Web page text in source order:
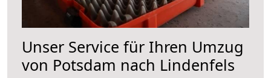
Unser Service für Ihren Umzug
von Potsdam nach Lindenfels